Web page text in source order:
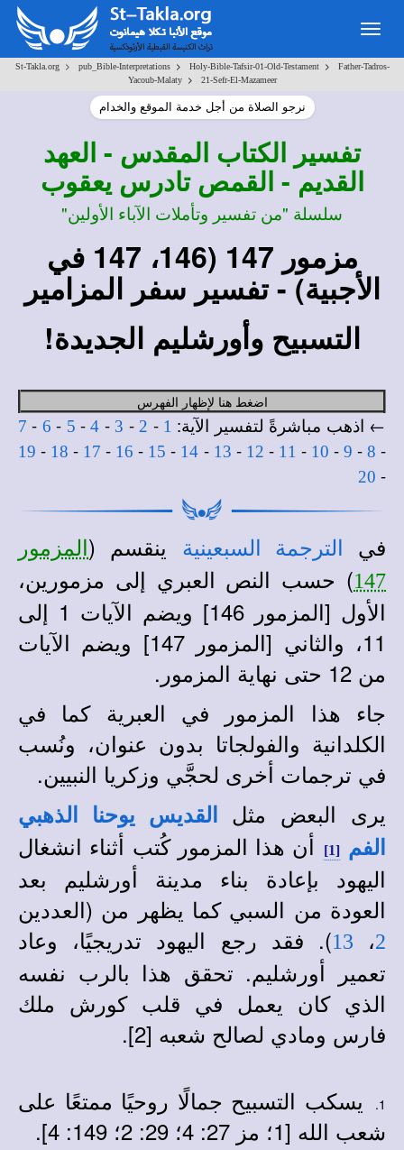
St-Takla.org> pub_Bible-Interpretations> Holy-Bible-Tafsir-01-Old-Testament>
Father-Tadros-
Yacoub-Malaty> 21-Sefr-El-Mazameer
نرجو الصلاة من أجل خدمة الموقع والخدام
تفسير الكتاب المقدس - العهد
القديم - القمص تادرس يعقوب
سلسلة "من تفسير وتأملات الآباء الأولين"
مزمور 147 (146، 147 في
الأجبية)- تفسير سفر المزامير
التسبيح وأورشليم الجديدة!
اضغط هنا لإظهار الفهرس
← اذهب مباشرةً لتفسير الآية: 1
-
2
-
3
-
4
-
5
-
6
-
7
-
8
-
9
-
10
-
11
-
12
-
13
-
14
-
15
-
16
-
17
-
18
-
19
-
20
في الترجمة السبعينية ينقسم ( المزمور
147) حسب النص العبري إلى مزمورين،
الأول [المزمور 146] ويضم الآيات 1 إلى
11، والثاني [المزمور 147] ويضم الآيات
من 12 حتى نهاية المزمور.
جاء هذا المزمور في العبرية كما في
الكلدانية والفولجاتا بدون عنوان، ونُسب
في ترجمات أخرى لحجَّي وزكريا النبيين.
يرى البعض مثل
القديس يوحنا الذهبي
الفم
[1]
أن هذا المزمور كُتب أثناء انشغال
اليهود بإعادة بناء مدينة أورشليم بعد
العودة من السبي كما يظهر من (العددين
2، 13). فقد رجع اليهود تدريجيًا، وعاد
تعمير أورشليم. تحقق هذا بالرب نفسه
الذي كان يعمل في قلب كورش ملك
فارس ومادي لصالح شعبه [2].
1.
يسكب التسبيح جمالًا روحيًا ممتعًا على
شعب الله [1؛ مز 27: 4؛ 29: 2؛ 149: 4].